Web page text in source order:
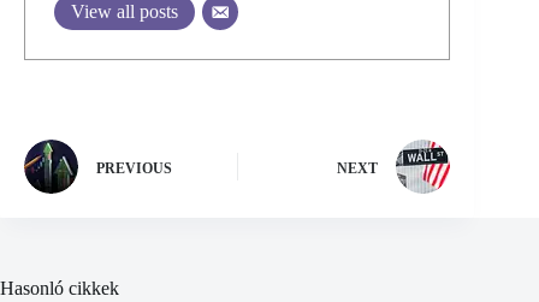
View all posts
PREVIOUS NEXT
Hasonló cikkek